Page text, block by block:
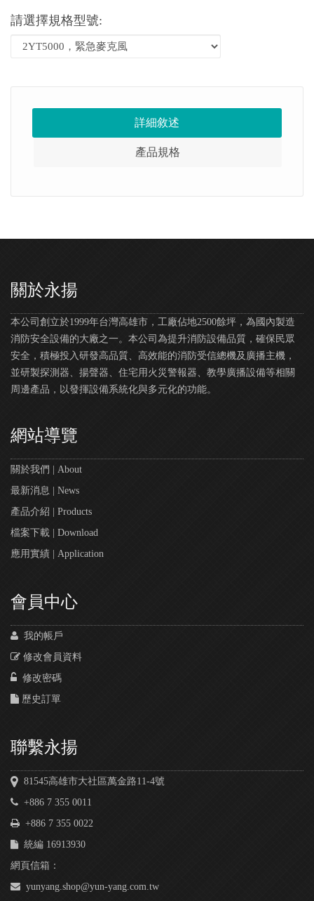
請選擇規格型號:
詳細敘述
產品規格
關於永揚
本公司創立於1999年台灣高雄市，工廠佔地2500餘坪，為國內製造
消防安全設備的大廠之一。本公司為提升消防設備品質，確保民眾
安全，積極投入研發高品質、高效能的消防受信總機及廣播主機，
並研製探測器、揚聲器、住宅用火災警報器、教學廣播設備等相關
周邊產品，以發揮設備系統化與多元化的功能。
網站導覽
關於我們 | About
最新消息 | News
產品介紹 | Products
檔案下載 | Download
應用實績 | Application
會員中心
我的帳戶
修改會員資料
修改密碼
歷史訂單
聯繫永揚
81545高雄市大社區萬金路11-4號
+886 7 355 0011
+886 7 355 0022
統編 16913930
網頁信箱：
yunyang.shop@yun-yang.com.tw